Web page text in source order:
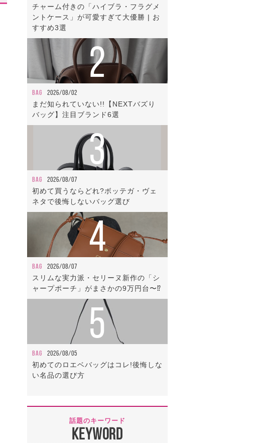
チャーム付きの「ハイブラ・フラグメ
ントケース」が可愛すぎて大優勝 | お
すすめ3選
2
BAG 2026/08/02
まだ知られていない!!【NEXTバズり
バッグ】注目ブランド6選
3
BAG 2026/08/07
初めて買うならどれ?ボッテガ・ヴェ
ネタで後悔しないバッグ選び
4
BAG 2026/08/07
スリムな実力派・セリーヌ新作の「シ
ャープポーチ」がまさかの9万円台〜⁉
5
BAG 2026/08/05
初めてのロエベバッグはコレ!後悔しな
い名品の選び方
話題のキーワード
KEYWORD